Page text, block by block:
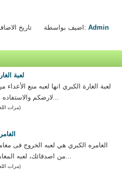
اضيف بواسطة:Admin
لعبة
لعبة الغارة الكبري انها لعبه منع الأعداء
لارضكم والاستفاده من المحا...
(مرات اللعب: 2 597)
الغامره الكبري هي لعبه الخروج فى
من اصدقائك، لعبه المغامره الكبر...
(مرات اللعب: 2 711)